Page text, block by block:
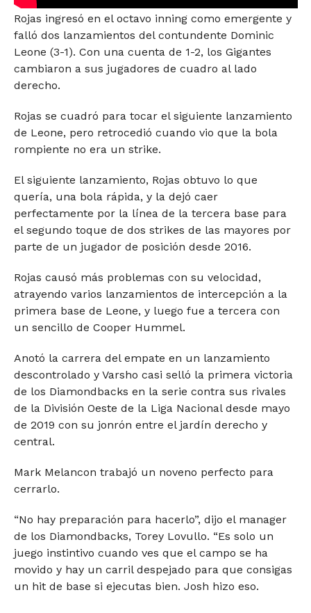
Rojas ingresó en el octavo inning como emergente y
falló dos lanzamientos del contundente Dominic
Leone (3-1). Con una cuenta de 1-2, los Gigantes
cambiaron a sus jugadores de cuadro al lado
derecho.
Rojas se cuadró para tocar el siguiente lanzamiento
de Leone, pero retrocedió cuando vio que la bola
rompiente no era un strike.
El siguiente lanzamiento, Rojas obtuvo lo que
quería, una bola rápida, y la dejó caer
perfectamente por la línea de la tercera base para
el segundo toque de dos strikes de las mayores por
parte de un jugador de posición desde 2016.
Rojas causó más problemas con su velocidad,
atrayendo varios lanzamientos de intercepción a la
primera base de Leone, y luego fue a tercera con
un sencillo de Cooper Hummel.
Anotó la carrera del empate en un lanzamiento
descontrolado y Varsho casi selló la primera victoria
de los Diamondbacks en la serie contra sus rivales
de la División Oeste de la Liga Nacional desde mayo
de 2019 con su jonrón entre el jardín derecho y
central.
Mark Melancon trabajó un noveno perfecto para
cerrarlo.
“No hay preparación para hacerlo”, dijo el manager
de los Diamondbacks, Torey Lovullo. “Es solo un
juego instintivo cuando ves que el campo se ha
movido y hay un carril despejado para que consigas
un hit de base si ejecutas bien. Josh hizo eso.